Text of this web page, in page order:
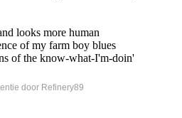
looks more human
of my farm boy blues
of the know-what-I'm-doin'
door Refinery89